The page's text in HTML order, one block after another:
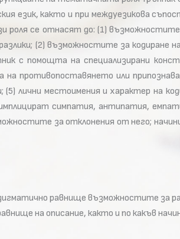
език, както и при междуезикова
роля се отнасят до: (1)
(2) възможностите за
с помощта на специализирани
противопоставянето или
лични местоимения и характер на
симпатия, антипатия,
за отклонения от него;
равнище възможностите за
на описание, както и по какъв